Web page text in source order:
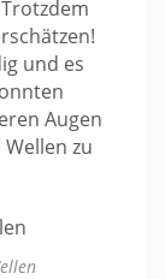
und es
Augen
zu